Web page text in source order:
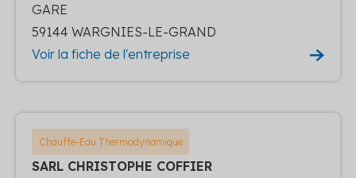
GARE
59144 WARGNIES-LE-GRAND
Voir la fiche de l'entreprise
Chauffe-Eau Thermodynamique
SARL CHRISTOPHE COFFIER